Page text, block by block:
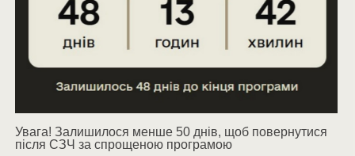
Увага! Залишилося менше 50 днів, щоб повернутися
після СЗЧ за спрощеною програмою